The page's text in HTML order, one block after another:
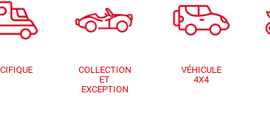
COLLECTION
ET
EXCEPTION
VÉHICULE
4X4